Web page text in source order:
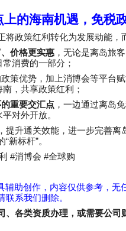
的海南机遇，免税
政策红利转化为发展动能
价格更实惠 ，无论是离岛旅
常消费的一部分；
政策优势，加上消博会等平台
，共享政策红利；
重要交汇点 ，一边通过离岛
对外开放。
提升通关效能，进一步完善
“新标杆”。
#消博会 #全球购
辅助创作，内容仅供参考，无
系我们删除。
、各类资质办理，或需要公